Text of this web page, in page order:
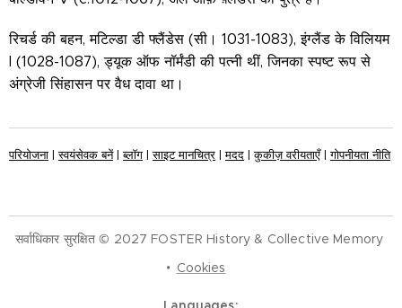
रिचर्ड की बहन, मटिल्डा डी फ्लैंडेस (सी। 1031-1083), इंग्लैंड के विलियम
I (1028-1087), ड्यूक ऑफ नॉर्मंडी की पत्नी थीं, जिनका स्पष्ट रूप से
अंग्रेजी सिंहासन पर वैध दावा था।
परियोजना |स्वयंसेवक बनें|ब्लॉग |साइट मानचित्र |मदद |कुकीज़ वरीयताएँ|गोपनीयता नीति
सर्वाधिकार सुरक्षित © 2027 FOSTER History & Collective Memory
Cookies